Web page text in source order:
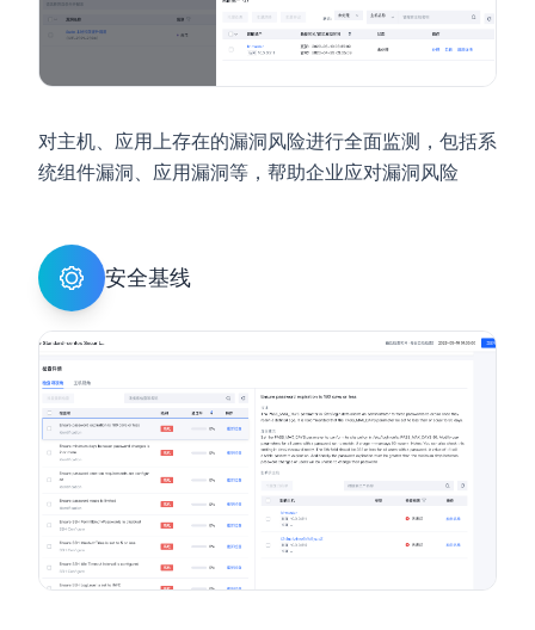
对主机、应用上存在的漏洞风险进行全面监测，包括系
统组件漏洞、应用漏洞等，帮助企业应对漏洞风险
安全基线